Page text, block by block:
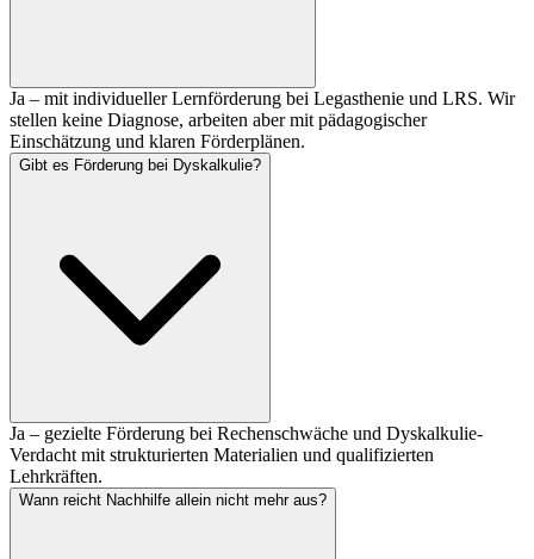
Ja – mit individueller Lernförderung bei Legasthenie und LRS. Wir
stellen keine Diagnose, arbeiten aber mit pädagogischer
Einschätzung und klaren Förderplänen.
Gibt es Förderung bei Dyskalkulie?
Ja – gezielte Förderung bei Rechenschwäche und Dyskalkulie-
Verdacht mit strukturierten Materialien und qualifizierten
Lehrkräften.
Wann reicht Nachhilfe allein nicht mehr aus?